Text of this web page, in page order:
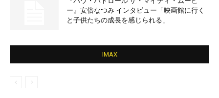
ー』安倍なつみ インタビュー「映画館に行く
と子供たちの成長を感じられる」
IMAX